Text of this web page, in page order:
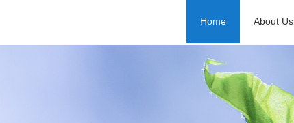
Home About Us